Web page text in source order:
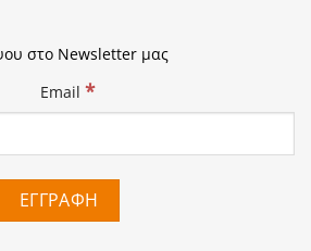
στο Newsletter μας
Email *